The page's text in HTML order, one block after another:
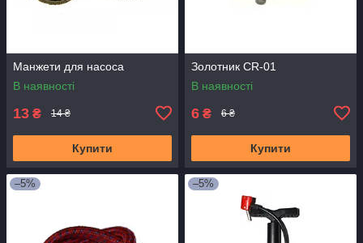
Манжети для насоса
В наявності
13 ₴ 14 ₴
Купити
Золотник CR-01
В наявності
6 ₴ 6 ₴
Купити
–5% –5%